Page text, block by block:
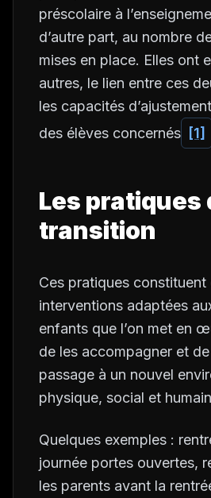
préscolaire à
d’autre part, au nombre
mises en place. Elles ont
autres, le lien entre ces
les capacités
des élèves concernés
[1]
Les pratiques
transition
Ces pratiques constituent
interventions adaptées
enfants que l’on met en
de les accompagner et
passage à un nouvel
physique, social et
Quelques exemples :
journée portes ouvertes,
les parents avant la